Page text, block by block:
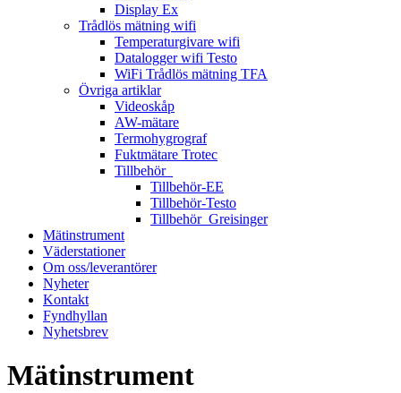
Display Ex
Trådlös mätning wifi
Temperaturgivare wifi
Datalogger wifi Testo
WiFi Trådlös mätning TFA
Övriga artiklar
Videoskåp
AW-mätare
Termohygrograf
Fuktmätare Trotec
Tillbehör_
Tillbehör-EE
Tillbehör-Testo
Tillbehör_Greisinger
Mätinstrument
Väderstationer
Om oss/leverantörer
Nyheter
Kontakt
Fyndhyllan
Nyhetsbrev
Mätinstrument